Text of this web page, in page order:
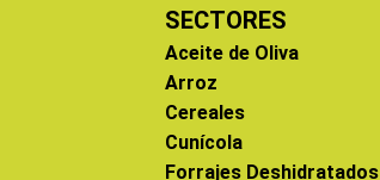
SECTORES
Aceite de Oliva
Arroz
Cereales
Cunícola
Forrajes Deshidratados